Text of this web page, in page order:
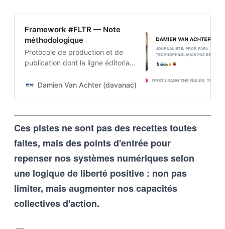
Framework #FLTR — Note
méthodologique
Protocole de production et de
publication dont la ligne éditoriale
projet. Cette architecture auto-
techniques, imposées tant aux
outils d’intelligence artificielle
et vice-versa
Damien Van Achter (davanac) Damien Van Achter
Ces pistes ne sont pas des recettes toutes
faites, mais des points d'entrée pour
repenser nos systèmes numériques selon
une logique de liberté positive : non pas
limiter, mais augmenter nos capacités
collectives d'action.